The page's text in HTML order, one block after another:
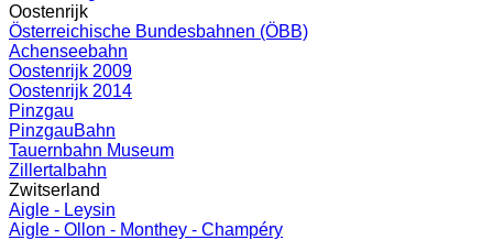
Oostenrijk
Österreichische Bundesbahnen (ÖBB)
Achenseebahn
Oostenrijk 2009
Oostenrijk 2014
Pinzgau
PinzgauBahn
Tauernbahn Museum
Zillertalbahn
Zwitserland
Aigle - Leysin
Aigle - Ollon - Monthey - Champéry